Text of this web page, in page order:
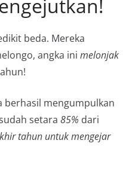
beda. Mereka
angka ini melonjak
berhasil mengumpulkan
setara 85% dari
tahun untuk mengejar